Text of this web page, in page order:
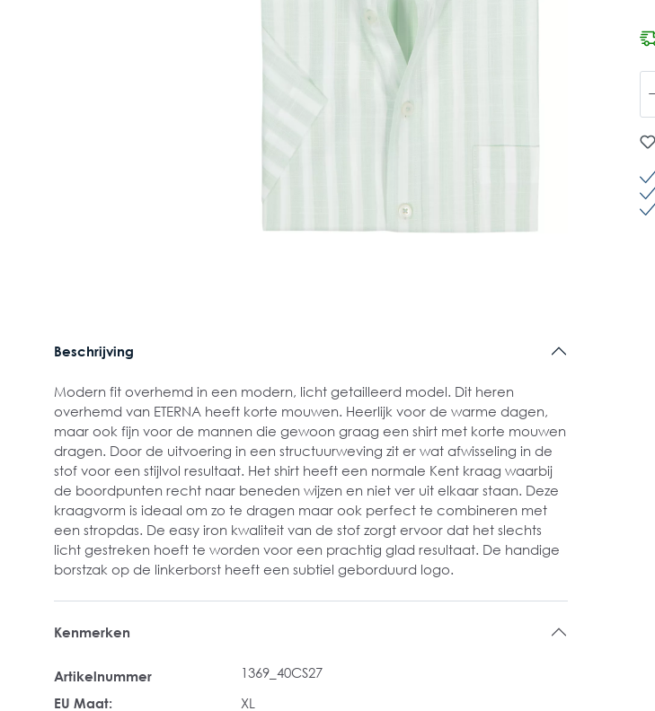
Beschrijving
Modern fit overhemd in een modern, licht getailleerd model. Dit heren
overhemd van ETERNA heeft korte mouwen. Heerlijk voor de warme dagen,
maar ook fijn voor de mannen die gewoon graag een shirt met korte mouwen
dragen. Door de uitvoering in een structuurweving zit er wat afwisseling in de
stof voor een stijlvol resultaat. Het shirt heeft een normale Kent kraag waarbij
de boordpunten recht naar beneden wijzen en niet ver uit elkaar staan. Deze
kraagvorm is ideaal om zo te dragen maar ook perfect te combineren met
een stropdas. De easy iron kwaliteit van de stof zorgt ervoor dat het slechts
licht gestreken hoeft te worden voor een prachtig glad resultaat. De handige
borstzak op de linkerborst heeft een subtiel geborduurd logo.
Kenmerken
Artikelnummer
1369_40CS27
EU Maat:
XL